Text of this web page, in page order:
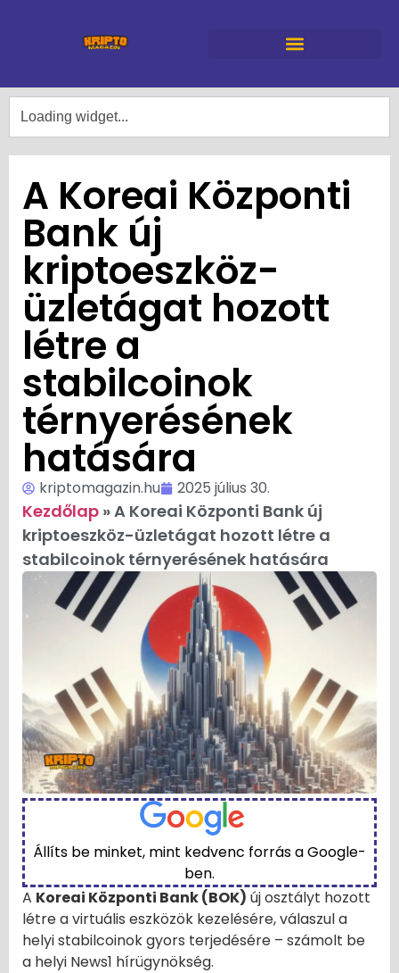
A Koreai Központi
Bank új
kriptoeszköz-
üzletágat hozott
létre a
stabilcoinok
térnyerésének
hatására
kriptomagazin.hu 2025 július 30.
Kezdőlap »A Koreai Központi Bank új
kriptoeszköz-üzletágat hozott létre a
stabilcoinok térnyerésének hatására
Állíts be minket, mint kedvenc forrás a Google-
ben.
A Koreai Központi Bank (BOK) új osztályt hozott
létre a virtuális eszközök kezelésére, válaszul a
helyi stabilcoinok gyors terjedésére – számolt be
a helyi News1 hírügynökség.